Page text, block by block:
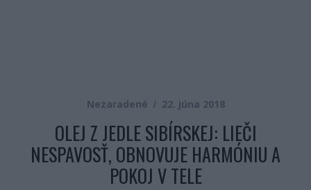
Nezaradené 22. júna 2018
OLEJ Z JEDLE SIBÍRSKEJ: LIEČI
NESPAVOSŤ, OBNOVUJE HARMÓNIU A
POKOJ V TELE